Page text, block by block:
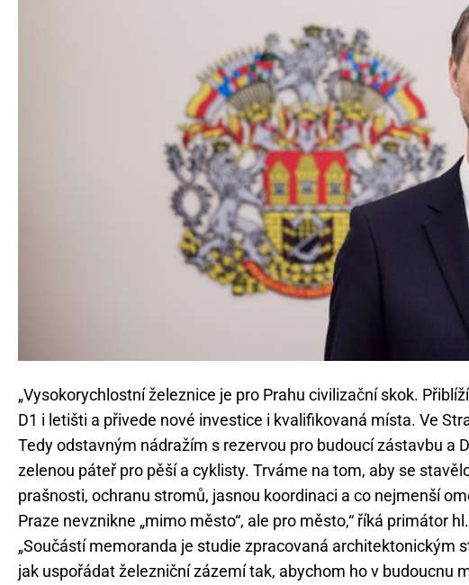
„Vysokorychlostní železnice je pro Prahu civilizační skok.
D1 i letišti a přivede nové investice i kvalifikovaná místa. Ve
Tedy odstavným nádražím s rezervou pro budoucí zástavbu a
zelenou páteř pro pěší a cyklisty. Trváme na tom, aby se
prašnosti, ochranu stromů, jasnou koordinaci a co nejmenší
Praze nevznikne „mimo město“, ale pro město,“ říká primátor
„Součástí memoranda je studie zpracovaná architektonickým
jak uspořádat železniční zázemí tak, abychom ho v budoucnu